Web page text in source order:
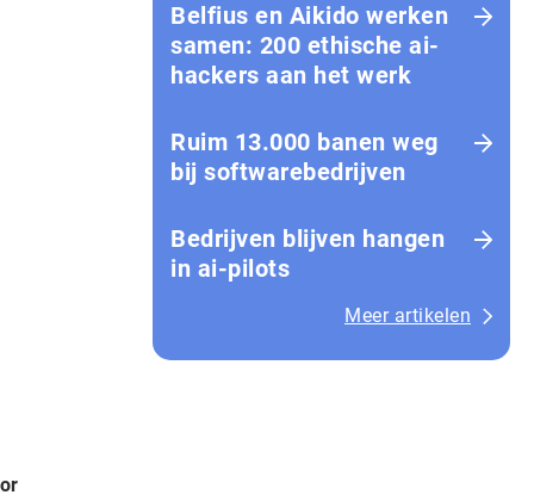
Belfius en Aikido werken
samen: 200 ethische ai-
hackers aan het werk
Ruim 13.000 banen weg
bij softwarebedrijven
Bedrijven blijven hangen
in ai-pilots
Meer artikelen